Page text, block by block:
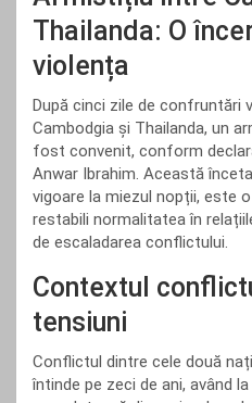
Thailanda: O
violența
După cinci zile de confruntări
Cambodgia și Thailanda, un
fost convenit, conform
Anwar Ibrahim. Această
vigoare la miezul nopții, este
restabili normalitatea în
de escaladarea conflictului.
Contextul
tensiuni
Conflictul dintre cele două
întinde pe zeci de ani, având